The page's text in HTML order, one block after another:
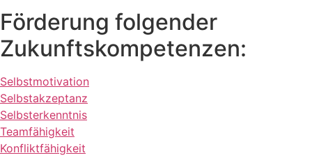
Förderung folgender
Zukunftskompetenzen:
Selbstmotivation
Selbstakzeptanz
Selbsterkenntnis
Teamfähigkeit
Konfliktfähigkeit